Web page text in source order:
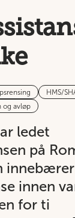
HMS/
og avløp
ledet
på
innen
for ti